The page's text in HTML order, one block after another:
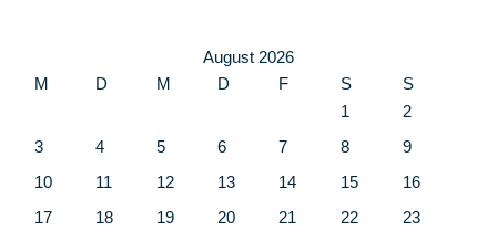
August 2026
M
D M D F S
S
1
2
3
4 5 6 7 8
9
10
11 12 13 14 15
16
17
18 19 20 21 22
23